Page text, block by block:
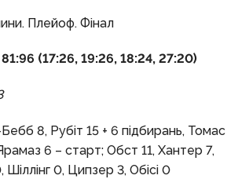
Плейоф. Фінал
(17:26, 19:26, 18:24, 27:20)
8, Рубіт 15 + 6 підбирань, Томас
6 – старт; Обст 11, Хантер 7,
0, Ципзер 3, Обісі 0